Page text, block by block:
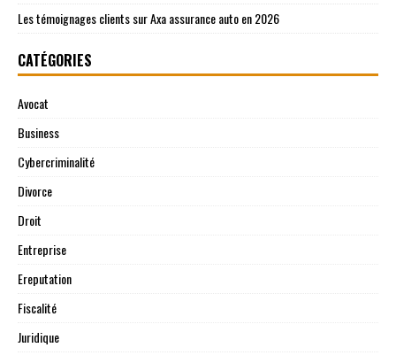
Les témoignages clients sur Axa assurance auto en 2026
CATÉGORIES
Avocat
Business
Cybercriminalité
Divorce
Droit
Entreprise
Ereputation
Fiscalité
Juridique